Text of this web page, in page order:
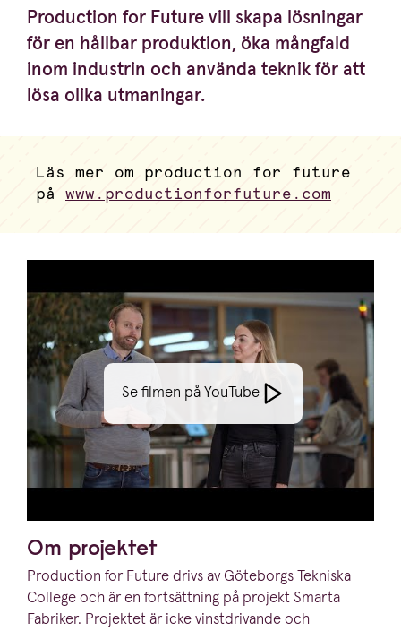
Production for Future vill skapa lösningar
för en hållbar produktion, öka mångfald
inom industrin och använda teknik för att
lösa olika utmaningar.
Läs mer om production for future
på www.productionforfuture.com
Se filmen på YouTube
Om projektet
Production for Future drivs av Göteborgs Tekniska
College och är en fortsättning på projekt Smarta
Fabriker. Projektet är icke vinst­dri­vande och